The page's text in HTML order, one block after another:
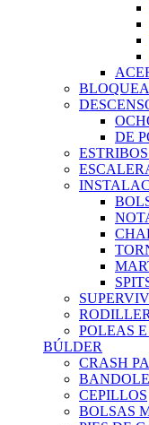
DE
POLEAS
BÚLDER
CRASH
CEPILLOS
BOLSAS